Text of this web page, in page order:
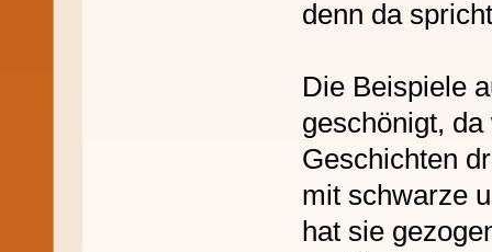
denn da
Die Beispiele
geschönigt,
Geschichten
mit schwarze
hat sie